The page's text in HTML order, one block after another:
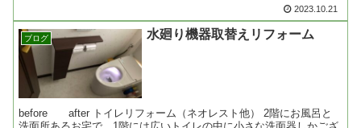
2023.10.21
ブログ 水廻り機器取替えリフォーム
before after トイレリフォーム（ネオレスト他） 2階にお風呂と